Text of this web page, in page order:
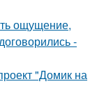
ощущение,
-
"Домик на